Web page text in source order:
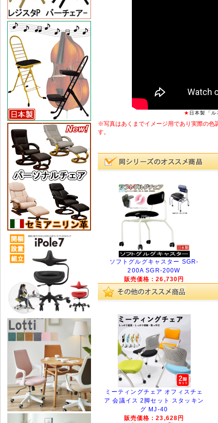
★ 日本製「
※写真はあくまでイメージ用であり実際の色
す。
ソフトグルグキャスター SGR-
200A SGR-200W
販売価格：26,730円
ミーティングチェア オフィスチェ
ア 会議イス 2脚セット スタッキン
グ MJ-40
販売価格：23,628円